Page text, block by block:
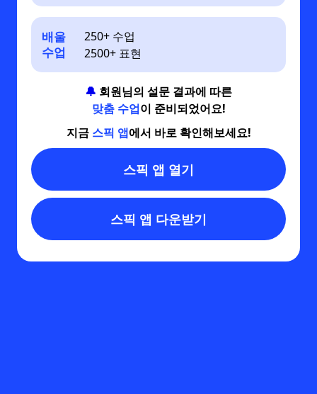
배울
수업
250+ 수업
2500+ 표현
🔔 회원님의 설문 결과에 따른
맞춤 수업이 준비되었어요!
지금 스픽 앱에서 바로 확인해보세요!
스픽 앱 열기
스픽 앱 다운받기